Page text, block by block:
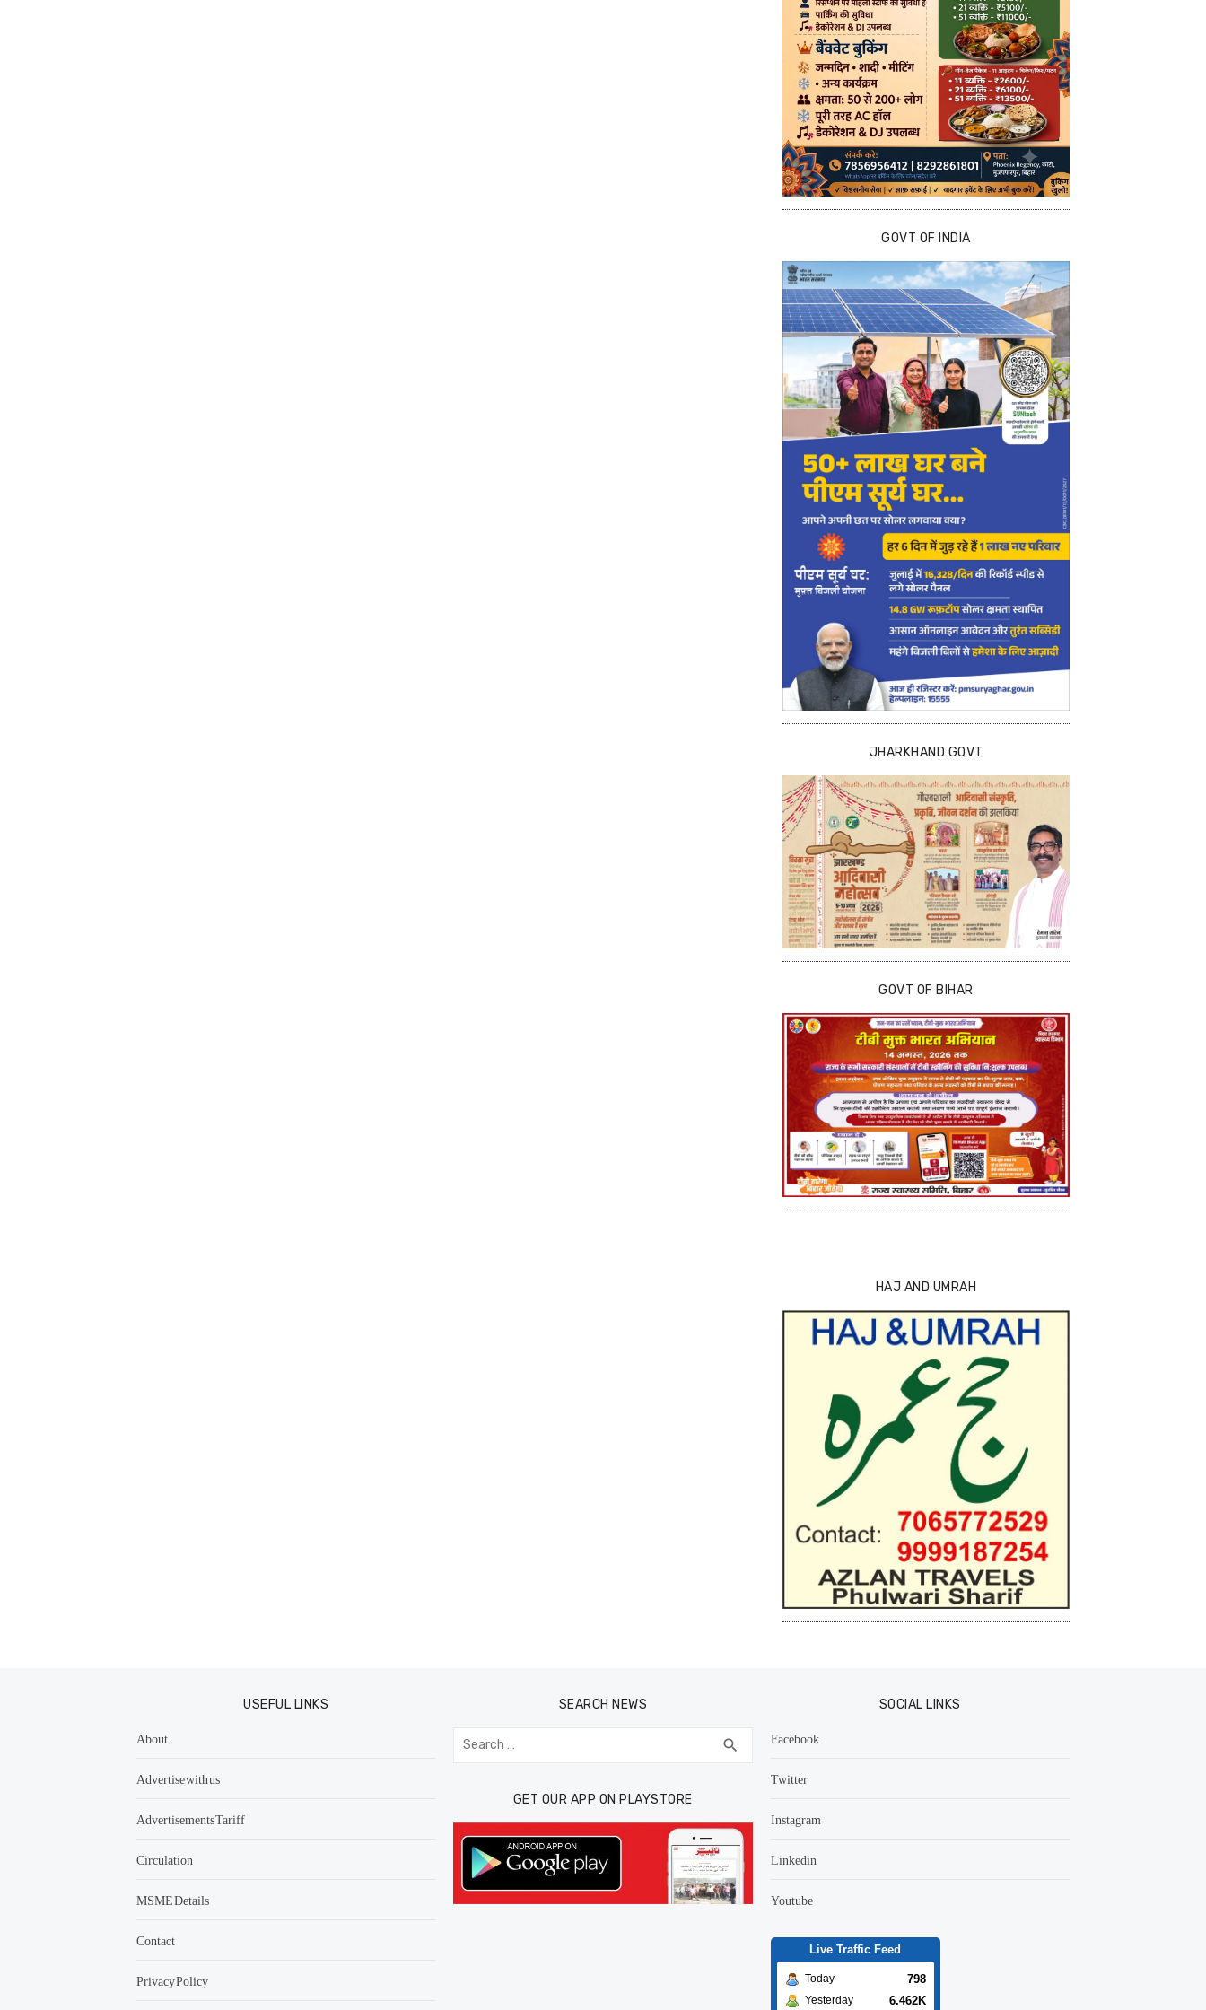
GOVT OF INDIA
JHARKHAND GOVT
GOVT OF BIHAR
HAJ AND UMRAH
USEFUL LINKS
About
Advertise with us
Advertisements Tariff
Circulation
MSME Details
Contact
Privacy Policy
SEARCH NEWS
Search
for: search SEARCH
GET OUR APP ON PLAYSTORE
SOCIAL LINKS
Facebook
Twitter
Instagram
Linkedin
Youtube
Live Traffic Feed
Today 798
Yesterday 6.462K